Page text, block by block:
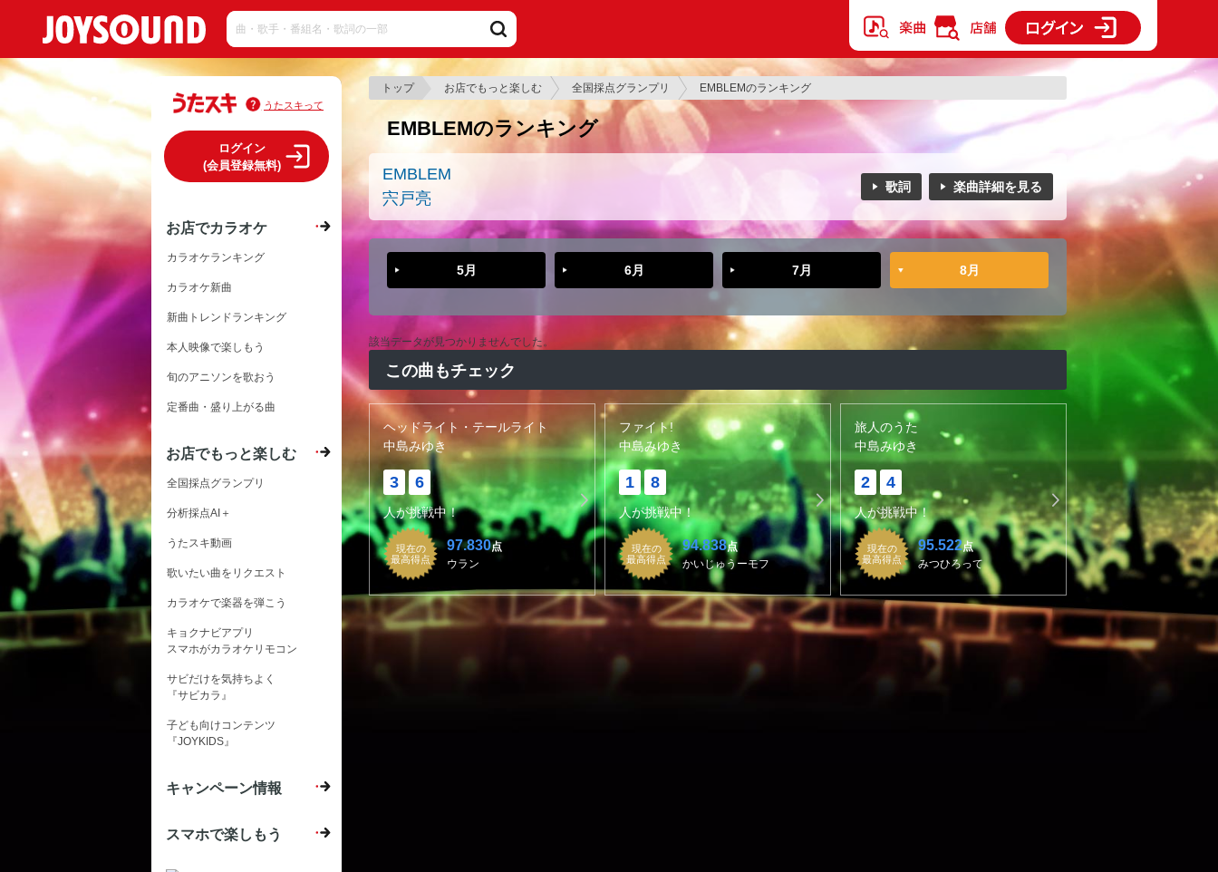
トップ お店でもっと楽しむ 全国採点グランプリ EMBLEMのランキング
EMBLEMのランキング
EMBLEM
宍戸亮
歌詞 楽曲詳細を見る
5月 6月 7月 8月
該当データが見つかりませんでした。
この曲もチェック
ヘッドライト・テールライト
中島みゆき
3 6
人が挑戦中！
現在の
最高得点
97.830点
ウラン
ファイト!
中島みゆき
1 8
人が挑戦中！
現在の
最高得点
94.838点
かいじゅうーモフ
旅人のうた
中島みゆき
2 4
人が挑戦中！
現在の
最高得点
95.522点
みつひろって
うたスキって
ログイン
(会員登録無料)
お店でカラオケ
カラオケランキング
カラオケ新曲
新曲トレンドランキング
本人映像で楽しもう
旬のアニソンを歌おう
定番曲・盛り上がる曲
お店でもっと楽しむ
全国採点グランプリ
分析採点AI＋
うたスキ動画
歌いたい曲をリクエスト
カラオケで楽器を弾こう
キョクナビアプリ
スマホがカラオケリモコン
サビだけを気持ちよく
『サビカラ』
子ども向けコンテンツ
『JOYKIDS』
キャンペーン情報
スマホで楽しもう